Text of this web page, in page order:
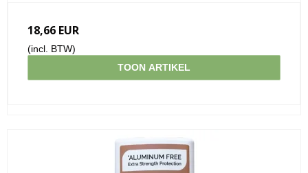
18,66 EUR
(incl. BTW)
TOON ARTIKEL